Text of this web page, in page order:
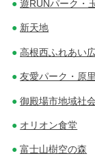
遊RUNパーク・
新天地
高根西ふれあい
友愛パーク・原里
御殿場市地域社
オリオン食堂
富士山樹空の森